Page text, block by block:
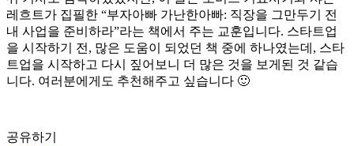
레흐트가 집필한 “부자아빠 가난한아빠: 직장을 그만두기 전
내 사업을 준비하라”라는 책에서 주는 교훈입니다. 스타트업
을 시작하기 전, 많은 도움이 되었던 책 중에 하나였는데, 스타
트업을 시작하고 다시 짚어보니 더 많은 것을 보게된 것 같습
니다. 여러분에게도 추천해주고 싶습니다 🙂
공유하기